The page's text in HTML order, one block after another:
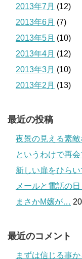
2013年7月 (12)
2013年6月 (7)
2013年5月 (10)
2013年4月 (12)
2013年3月 (10)
2013年2月 (13)
最近の投稿
夜景の見える素敵
というわけで再会
新しい扉をひら
メールと電話の日
まさかM嬢が…
最近のコメント
まずは信じる事